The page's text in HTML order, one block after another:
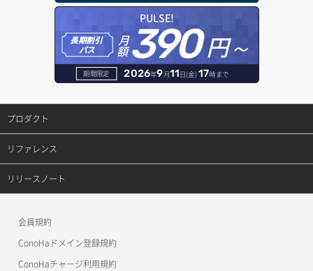
オブジェクト一覧取得
オブジェクト削除
オブジェクト削除予約
オブジェクト複製
オブジェクト詳細取得
コンテナ一覧取得
コンテナ作成
コンテナ削除
レコード一覧取得
レコード作成
レコード更新
レコード詳細取得
PULSE!
長期割引
パス
月
額390円～
期間限定 2026年9月11日(金) 17時まで
プロダクト
プロダクトトップ
ConoHa VPS(Ver.3.0)
ConoHa for GAME
リファレンス
リファレンストップ
OpenStack CLI
リリースノート
会員規約
ConoHaドメイン登録規約
ConoHaチャージ利用規約